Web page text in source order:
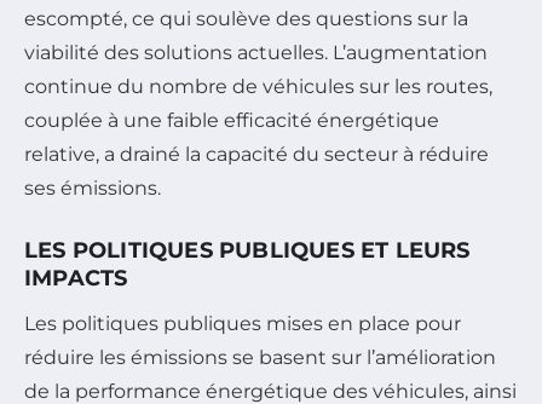
escompté, ce qui soulève des questions sur la
viabilité des solutions actuelles. L’augmentation
continue du nombre de véhicules sur les routes,
couplée à une faible efficacité énergétique
relative, a drainé la capacité du secteur à réduire
ses émissions.
LES POLITIQUES PUBLIQUES ET LEURS
IMPACTS
Les politiques publiques mises en place pour
réduire les émissions se basent sur l’amélioration
de la performance énergétique des véhicules, ainsi